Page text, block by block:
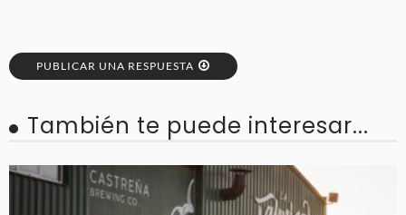
PUBLICAR UNA RESPUESTA
También te puede interesar...